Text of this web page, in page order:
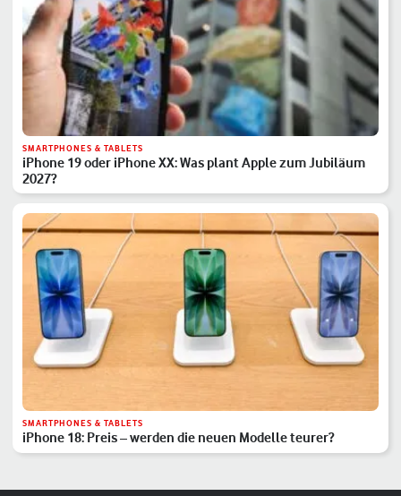
SMARTPHONES & TABLETS
iPhone 19 oder iPhone XX: Was plant Apple zum Jubiläum
2027?
SMARTPHONES & TABLETS
iPhone 18: Preis – werden die neuen Modelle teurer?